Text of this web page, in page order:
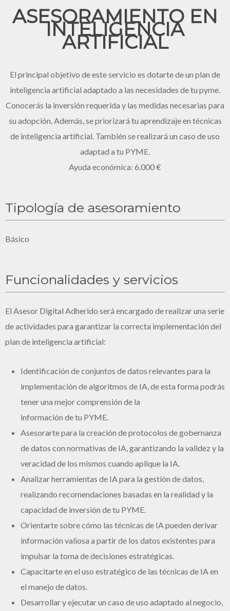
ASESORAMIENTO EN
INTELIGENCIA
ARTIFICIAL
El principal objetivo de este servicio es dotarte de un plan de
inteligencia artificial adaptado a las necesidades de tu pyme.
Conocerás la inversión requerida y las medidas necesarias para
su adopción. Además, se priorizará tu aprendizaje en técnicas
de inteligencia artificial. También se realizará un caso de uso
adaptad a tu PYME.
Ayuda económica: 6.000 €
Tipología de asesoramiento
Básico
Funcionalidades y servicios
El Asesor Digital Adherido será encargado de realizar una serie
de actividades para garantizar la correcta implementación del
plan de inteligencia artificial:
Identificación de conjuntos de datos relevantes para la
implementación de algoritmos de IA, de esta forma podrás
tener una mejor comprensión de la
información de tu PYME.
Asesorarte para la creación de protocolos de gobernanza
de datos con normativas de IA, garantizando la validez y la
veracidad de los mismos cuando aplique la IA.
Analizar herramientas de IA para la gestión de datos,
realizando recomendaciones basadas en la realidad y la
capacidad de inversión de tu PYME.
Orientarte sobre cómo las técnicas de IA pueden derivar
información valiosa a partir de los datos existentes para
impulsar la toma de decisiones estratégicas.
Capacitarte en el uso estratégico de las técnicas de IA en
el manejo de datos.
Desarrollar y ejecutar un caso de uso adaptado al negocio,